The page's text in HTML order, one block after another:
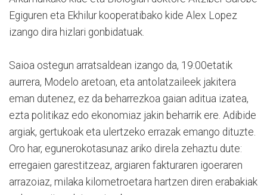
Egiguren eta Ekhilur kooperatibako kide Alex Lopez
izango dira hizlari gonbidatuak.
Saioa ostegun arratsaldean izango da, 19:00etatik
aurrera, Modelo aretoan, eta antolatzaileek jakitera
eman dutenez, ez da beharrezkoa gaian aditua izatea,
ezta politikaz edo ekonomiaz jakin beharrik ere. Adibide
argiak, gertukoak eta ulertzeko errazak emango dituzte.
Oro har, egunerokotasunaz ariko direla zehaztu dute:
erregaien garestitzeaz, argiaren fakturaren igoeraren
arrazoiaz, milaka kilometroetara hartzen diren erabakiak